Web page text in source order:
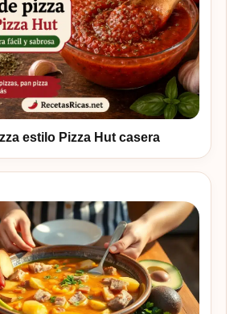
estilo Pizza Hut casera